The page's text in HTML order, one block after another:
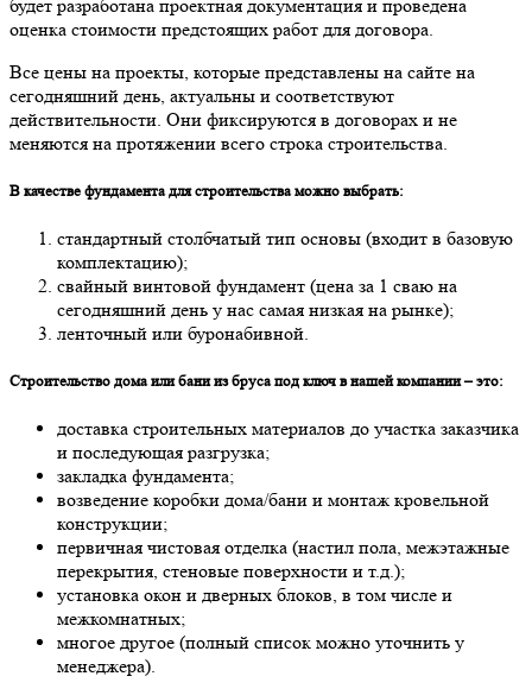
будет разработана проектная документация и проведена
оценка стоимости предстоящих работ для договора.
Все цены на проекты, которые представлены на сайте на
сегодняшний день, актуальны и соответствуют
действительности. Они фиксируются в договорах и не
меняются на протяжении всего строка строительства.
В качестве фундамента для строительства можно выбрать:
стандартный столбчатый тип основы (входит в базовую
комплектацию);
свайный винтовой фундамент (цена за 1 сваю на
сегодняшний день у нас самая низкая на рынке);
ленточный или буронабивной.
Строительство дома или бани из бруса под ключ в нашей компании – это:
доставка строительных материалов до участка заказчика
и последующая разгрузка;
закладка фундамента;
возведение коробки дома/бани и монтаж кровельной
конструкции;
первичная чистовая отделка (настил пола, межэтажные
перекрытия, стеновые поверхности и т.д.);
установка окон и дверных блоков, в том числе и
межкомнатных;
многое другое (полный список можно уточнить у
менеджера).